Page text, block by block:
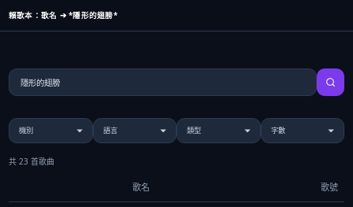
賴歌本：歌名 ➔ *隱形的翅膀*
共 23 首歌曲
歌名 歌號